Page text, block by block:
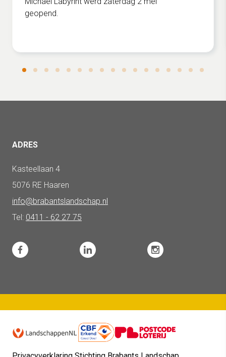
geopend.
ADRES
Kasteellaan 4
5076 RE Haaren
info@brabantslandschap.nl
Tel: 0411 - 62 27 75